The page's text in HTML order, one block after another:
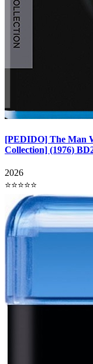
[PEDIDO] The Man
Collection] (1976)
2026
⭐⭐⭐⭐⭐